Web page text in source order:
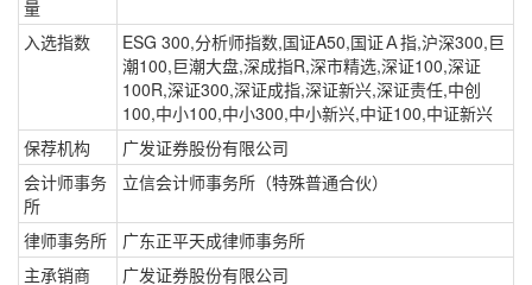
量
入选指数
ESG 300,分析师指数,国证A50,国证Ａ指,沪深300,巨
潮100,巨潮大盘,深成指R,深市精选,深证100,深证
100R,深证300,深证成指,深证新兴,深证责任,中创
100,中小100,中小300,中小新兴,中证100,中证新兴
保荐机构
广发证券股份有限公司
会计师事务
所
立信会计师事务所（特殊普通合伙）
律师事务所
广东正平天成律师事务所
主承销商
广发证券股份有限公司